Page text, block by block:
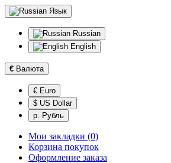
Язык
Russian
English
€ Валюта
€ Euro
$ US Dollar
р. Рубль
Мои закладки (0)
Корзина покупок
Оформление заказа